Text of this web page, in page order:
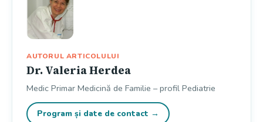
AUTORUL ARTICOLULUI
Dr. Valeria Herdea
Medic Primar Medicină de Familie – profil Pediatrie
Program și date de contact →